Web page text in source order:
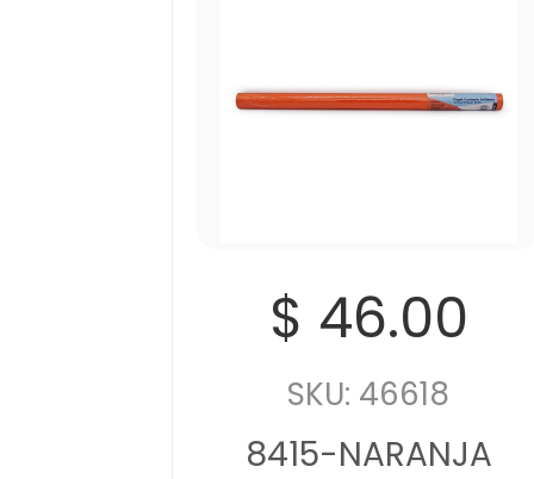
$ 46.00
SKU: 46618
8415-NARANJA